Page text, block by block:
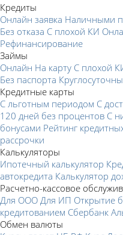
Кредиты
Онлайн заявка Наличными
Без отказа С плохой КИ
Рефинансирование
Займы
Онлайн На карту С плохой
Без паспорта
Кредитные карты
С льготным периодом С
120 дней без процентов С
бонусами Рейтинг
рассрочки
Калькуляторы
Ипотечный калькулятор
автокредита Калькулятор
Расчетно-кассовое
Для ООО Для ИП Открытие
кредитованием Сбербанк
Обмен валюты